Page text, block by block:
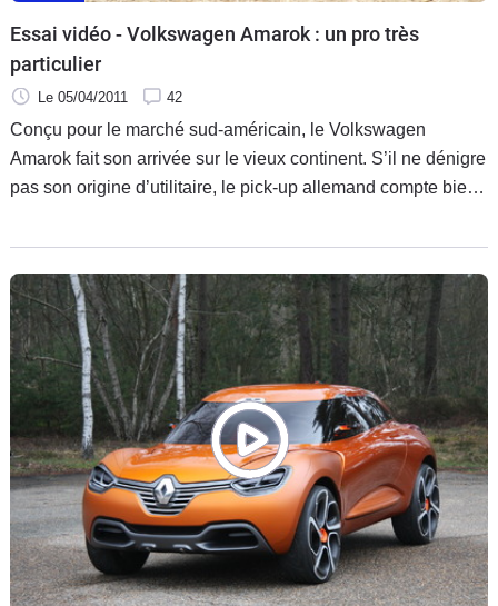
Essai vidéo - Volkswagen Amarok : un pro très
particulier
Le 05/04/2011 42
Conçu pour le marché sud-américain, le Volkswagen
Amarok fait son arrivée sur le vieux continent. S’il ne dénigre
pas son origine d’utilitaire, le pick-up allemand compte bien
professionnels.